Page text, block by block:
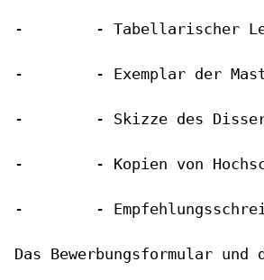
-        - Tabellarischer
-        - Exemplar der
-        - Skizze des
-        - Kopien von
-        -
Das Bewerbungsformular